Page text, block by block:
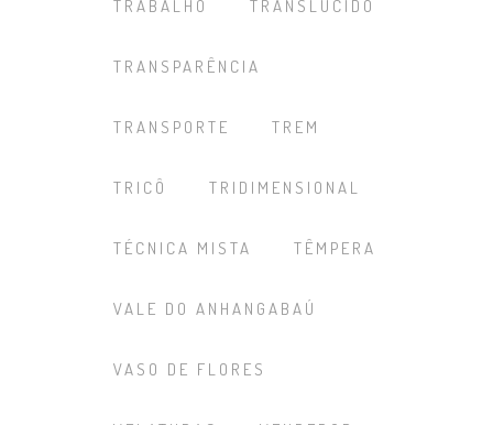
TRABALHO TRANSLÚCIDO
TRANSPARÊNCIA
TRANSPORTE TREM
TRICÔ TRIDIMENSIONAL
TÉCNICA MISTA TÊMPERA
VALE DO ANHANGABAÚ
VASO DE FLORES